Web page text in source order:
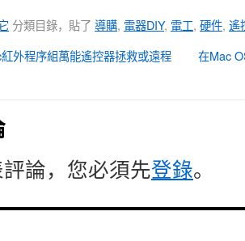
分類目錄，貼了 導購, 電器DIY, 電工, 硬件, 遙
外程序組萬能遙控器拯救或遠程
在Mac
論，您必須先登錄。